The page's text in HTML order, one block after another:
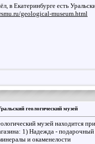
в Екатеринбурге есть
geological-museum.html
геологический музей
музей находится
1) Надежда -
и окаменелости